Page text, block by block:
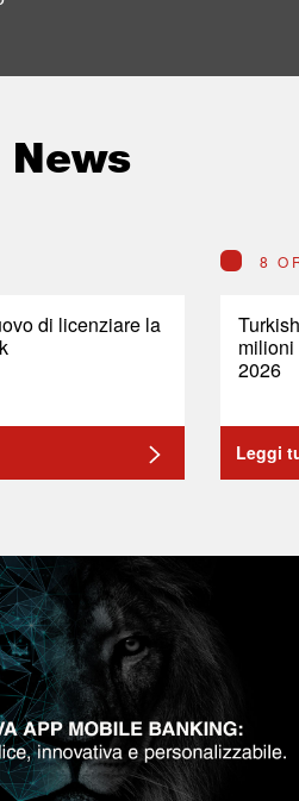
di licenziare la
8
2026
Leggi